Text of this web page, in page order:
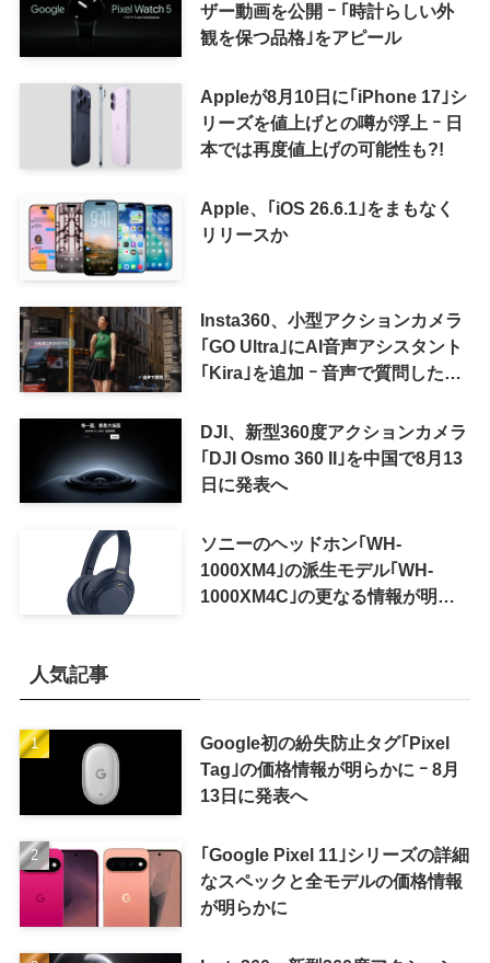
ザー動画を公開 ｰ ｢時計らしい外
観を保つ品格｣をアピール
Appleが8月10日に｢iPhone 17｣シ
リーズを値上げとの噂が浮上 ｰ 日
本では再度値上げの可能性も?!
Apple、｢iOS 26.6.1｣をまもなく
リリースか
Insta360、小型アクションカメラ
｢GO Ultra｣にAI音声アシスタント
｢Kira｣を追加 ｰ 音声で質問した
可能に
DJI、新型360度アクションカメラ
｢DJI Osmo 360 II｣を中国で8月13
日に発表へ
ソニーのヘッドホン｢WH-
1000XM4｣の派生モデル｢WH-
1000XM4C｣の更なる情報が明ら
人気記事
Google初の紛失防止タグ｢Pixel
Tag｣の価格情報が明らかに ｰ 8月
13日に発表へ
｢Google Pixel 11｣シリーズの詳細
なスペックと全モデルの価格情報
が明らかに